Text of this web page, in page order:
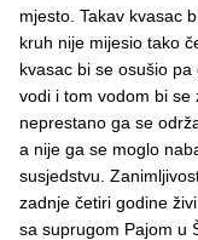
mjesto. Takav kvasac
kruh nije mijesio tako
kvasac bi se osušio
vodi i tom vodom bi se
neprestano ga se
a nije ga se moglo
susjedstvu.
zadnje četiri godine
sa suprugom Pajom u